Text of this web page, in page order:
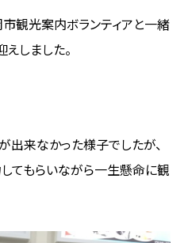
観光案内ボランティアと一緒
えしました。
出来なかった様子でしたが、
てもらいながら一生懸命に観